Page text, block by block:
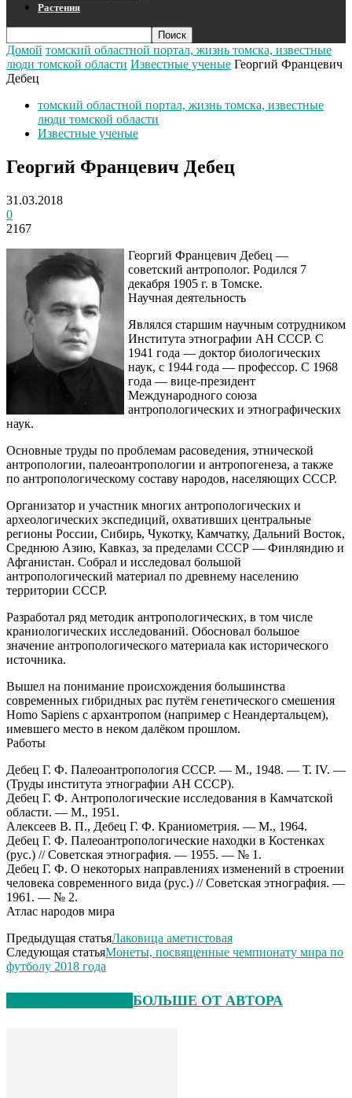
Растения
Домой томский областной портал, жизнь томска, известные
люди томской области Известные ученые Георгий Францевич
Дебец
томский областной портал, жизнь томска, известные
люди томской области
Известные ученые
Георгий Францевич Дебец
31.03.2018
0
2167
Георгий Францевич Дебец —
советский антрополог. Родился 7
декабря 1905 г. в Томске.
Научная деятельность
Являлся старшим научным сотрудником
Института этнографии АН СССР. С
1941 года — доктор биологических
наук, с 1944 года — профессор. С 1968
года — вице-президент
Международного союза
антропологических и этнографических
наук.
Основные труды по проблемам расоведения, этнической
антропологии, палеоантропологии и антропогенеза, а также
по антропологическому составу народов, населяющих СССР.
Организатор и участник многих антропологических и
археологических экспедиций, охвативших центральные
регионы России, Сибирь, Чукотку, Камчатку, Дальний Восток,
Среднюю Азию, Кавказ, за пределами СССР — Финляндию и
Афганистан. Собрал и исследовал большой
антропологический материал по древнему населению
территории СССР.
Разработал ряд методик антропологических, в том числе
краниологических исследований. Обосновал большое
значение антропологического материала как исторического
источника.
Вышел на понимание происхождения большинства
современных гибридных рас путём генетического смешения
Homo Sapiens с архантропом (например с Неандертальцем),
имевшего место в неком далёком прошлом.
Работы
Дебец Г. Ф. Палеоантропология СССР. — М., 1948. — Т. IV. —
(Труды института этнографии АН СССР).
Дебец Г. Ф. Антропологические исследования в Камчатской
области. — М., 1951.
Алексеев В. П., Дебец Г. Ф. Краниометрия. — М., 1964.
Дебец Г. Ф. Палеоантропологические находки в Костенках
(рус.) // Советская этнография. — 1955. — № 1.
Дебец Г. Ф. О некоторых направлениях изменений в строении
человека современного вида (рус.) // Советская этнография. —
1961. — № 2.
Атлас народов мира
Предыдущая статьяЛаковица аметистовая
Следующая статьяМонеты, посвященные чемпионату мира по
футболу 2018 года
БОЛЬШЕ ОТ АВТОРА